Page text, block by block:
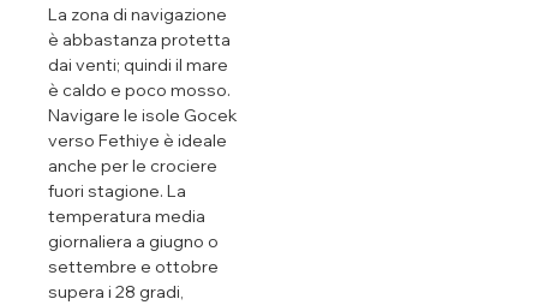
La zona di navigazione
è abbastanza protetta
dai venti; quindi il mare
è caldo e poco mosso.
Navigare le isole Gocek
verso Fethiye è ideale
anche per le crociere
fuori stagione. La
temperatura media
giornaliera a giugno o
settembre e ottobre
supera i 28 gradi,